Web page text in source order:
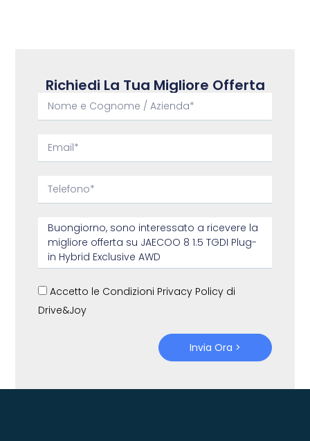
Richiedi La Tua Migliore Offerta
Accetto le Condizioni Privacy Policy di
Drive&Joy
Invia Ora >